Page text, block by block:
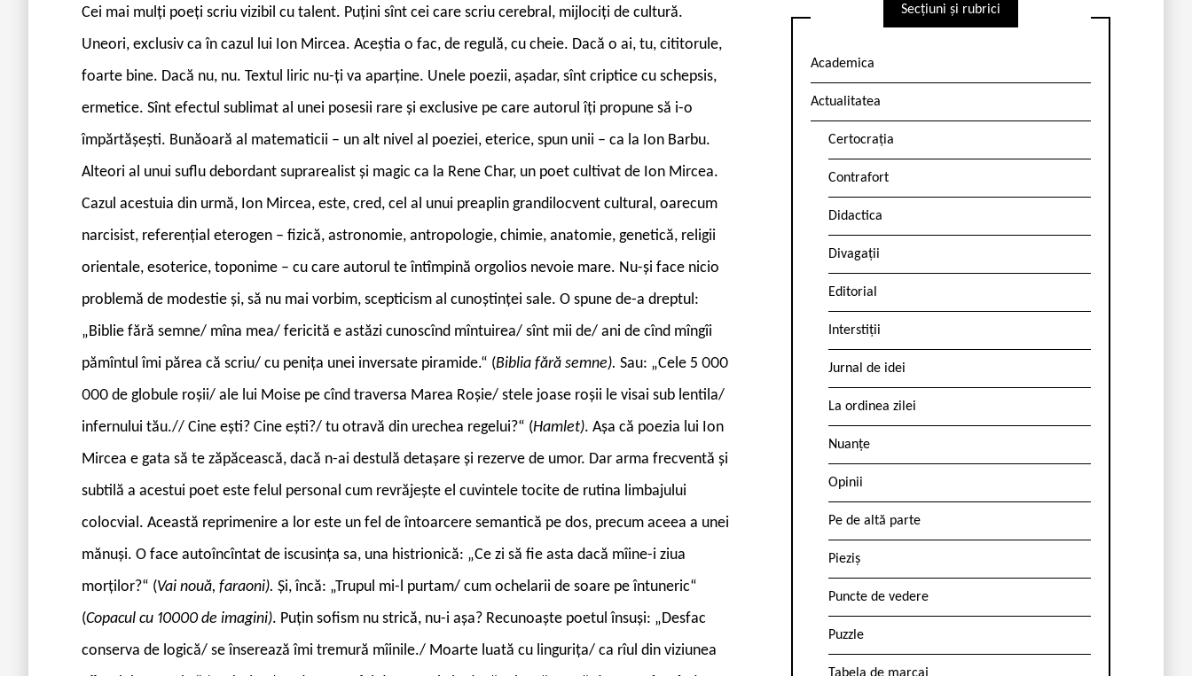
Cei mai mulți poeți scriu vizibil cu talent. Puțini sînt cei care scriu cerebral, mijlociți de cultură.
Uneori, exclusiv ca în cazul lui Ion Mircea. Aceștia o fac, de regulă, cu cheie. Dacă o ai, tu, cititorule,
foarte bine. Dacă nu, nu. Textul liric nu-ți va aparține. Unele poezii, așadar, sînt criptice cu schepsis,
ermetice. Sînt efectul sublimat al unei posesii rare și exclusive pe care autorul îți propune să i-o
împărtășești. Bunăoară al matematicii – un alt nivel al poeziei, eterice, spun unii – ca la Ion Barbu.
Alteori al unui suflu debordant suprarealist și magic ca la Rene Char, un poet cultivat de Ion Mircea.
Cazul acestuia din urmă, Ion Mircea, este, cred, cel al unui preaplin grandilocvent cultural, oarecum
narcisist, referențial eterogen – fizică, astronomie, antropologie, chimie, anatomie, genetică, religii
orientale, esoterice, toponime – cu care autorul te întîmpină orgolios nevoie mare. Nu-și face nicio
problemă de modestie și, să nu mai vorbim, scepticism al cunoștinței sale. O spune de-a dreptul:
„Biblie fără semne/ mîna mea/ fericită e astăzi cunoscînd mîntuirea/ sînt mii de/ ani de cînd mîngîi
pămîntul îmi părea că scriu/ cu penița unei inversate piramide.“ (Biblia fără semne). Sau: „Cele 5 000
000 de globule roșii/ ale lui Moise pe cînd traversa Marea Roșie/ stele joase roșii le visai sub lentila/
infernului tău.// Cine ești? Cine ești?/ tu otravă din urechea regelui?“ (Hamlet). Așa că poezia lui Ion
Mircea e gata să te zăpăcească, dacă n-ai destulă detașare și rezerve de umor. Dar arma frecventă și
subtilă a acestui poet este felul personal cum revrăjește el cuvintele tocite de rutina limbajului
colocvial. Această reprimenire a lor este un fel de întoarcere semantică pe dos, precum aceea a unei
mănuși. O face autoîncîntat de iscusința sa, una histrionică: „Ce zi să fie asta dacă mîine-i ziua
morților?“ (Vai nouă, faraoni). Și, încă: „Trupul mi-l purtam/ cum ochelarii de soare pe întuneric“
(Copacul cu 10000 de imagini). Puțin sofism nu strică, nu-i așa? Recunoaște poetul însuși: „Desfac
conserva de logică/ se înserează îmi tremură mîinile./ Moarte luată cu lingurița/ ca rîul din viziunea
Secțiuni și rubrici
Academica
Actualitatea
Certocrația
Contrafort
Didactica
Divagații
Editorial
Interstiții
Jurnal de idei
La ordinea zilei
Nuanțe
Opinii
Pe de altă parte
Pieziș
Puncte de vedere
Puzzle